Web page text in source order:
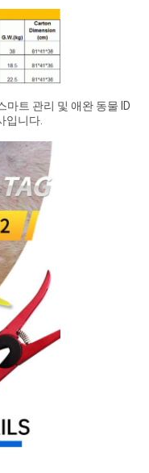
마트 관리 및 애완 동물 ID
입니다.